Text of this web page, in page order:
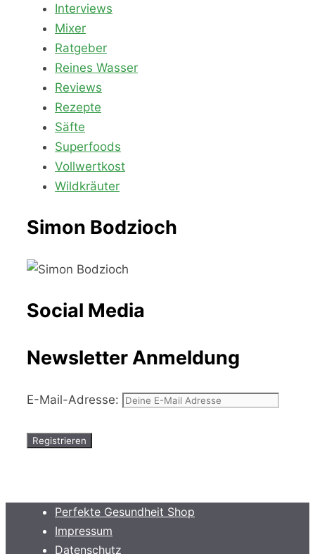
Interviews
Mixer
Ratgeber
Reines Wasser
Reviews
Rezepte
Säfte
Superfoods
Vollwertkost
Wildkräuter
Simon Bodzioch
Social Media
Newsletter Anmeldung
E-Mail-Adresse:
Perfekte Gesundheit Shop
Impressum
Datenschutz